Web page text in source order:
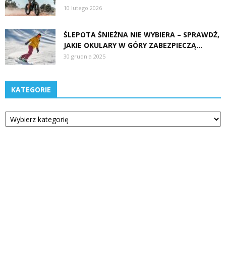
10 lutego 2026
ŚLEPOTA ŚNIEŻNA NIE WYBIERA – SPRAWDŹ,
JAKIE OKULARY W GÓRY ZABEZPIECZĄ...
30 grudnia 2025
KATEGORIE
Kategorie